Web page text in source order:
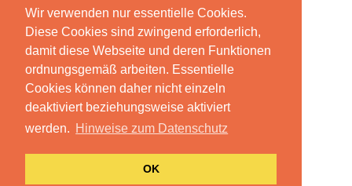
Wir verwenden nur essentielle Cookies.
Diese Cookies sind zwingend erforderlich,
damit diese Webseite und deren Funktionen
ordnungsgemäß arbeiten. Essentielle
Cookies können daher nicht einzeln
deaktiviert beziehungsweise aktiviert
werden. Hinweise zum Datenschutz
OK